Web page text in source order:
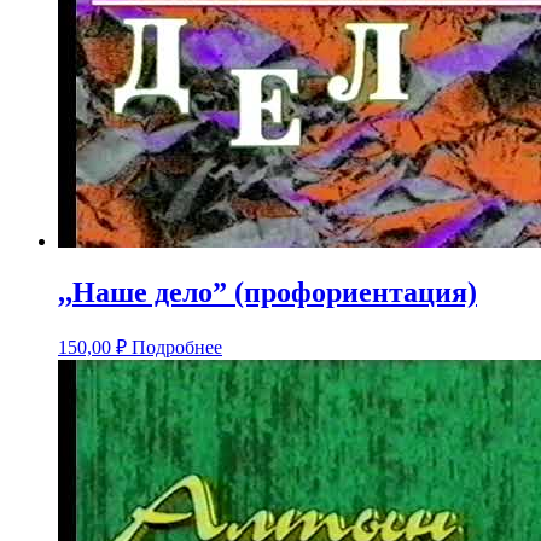
,,Наше дело” (профориентация)
150,00 ₽ Подробнее